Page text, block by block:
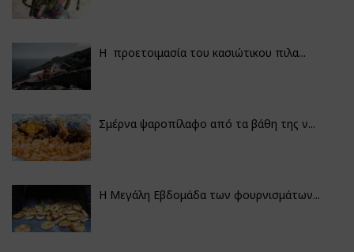
Η προετοιμασία του κασιώτικου πιλα...
Σμέρνα ψαροπίλαφο από τα βάθη της ν...
Η Μεγάλη Εβδομάδα των φουρνισμάτων...